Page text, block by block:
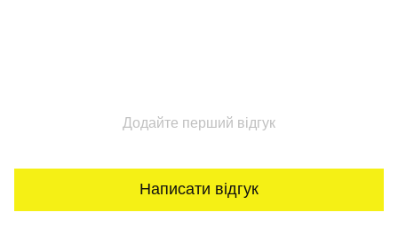
Додайте перший відгук
Написати відгук